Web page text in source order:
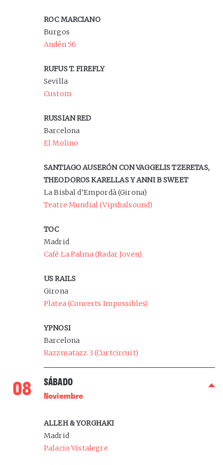
ROC MARCIANO
Burgos
Andén 56
RUFUS T. FIREFLY
Sevilla
Custom
RUSSIAN RED
Barcelona
El Molino
SANTIAGO AUSERÓN CON VAGGELIS TZERETAS,
THEODOROS KARELLAS Y ANNI B SWEET
La Bisbal d’Empordà (Girona)
Teatre Mundial (Vipsbalsound)
TOC
Madrid
Café La Palma (Radar Joven)
US RAILS
Girona
Platea (Concerts Impossibles)
YPNOSI
Barcelona
Razzmatazz 3 (Curtcircuit)
08 SÁBADO
Noviembre
ALLEH & YORGHAKI
Madrid
Palacio Vistalegre